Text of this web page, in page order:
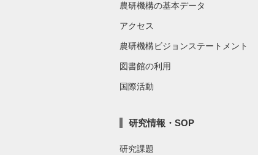
農研機構の基本データ
アクセス
農研機構ビジョンステートメント
図書館の利用
国際活動
研究情報・SOP
研究課題